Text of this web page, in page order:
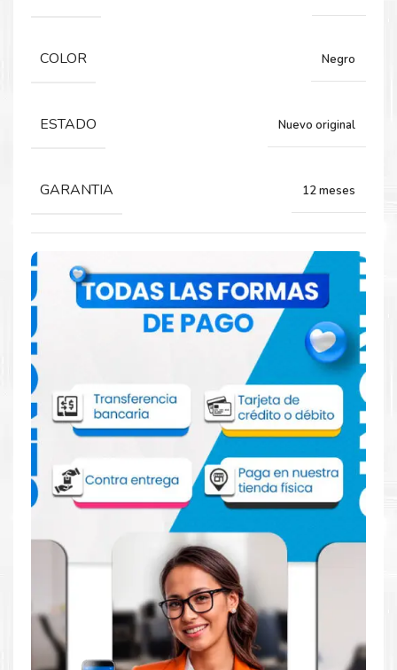
Rendimiento:
Comprar Toner XEROX 106R02312 para
impresoras 3325
Aprovecha nuestra experiencia y atención para adquirir tus
productos. Tenemos promociones todos los dias. Escríbenos o
visítanos hoy para encontrar la solución perfecta para tu
impresora
Toner XEROX 106R02312 para
impresoras 3325.
Dónde comprar Toner XEROX 106R02312
para impresoras XEROX 3325 en Lima o
para provincia
Tienda autorizada por Xerox. Descubre la mejor manera de
Toner XEROX 106R02312 para impresoras
. Ofrecemos una amplia selección de productos
originales que garantizan un rendimiento óptimo y duradero
para tus necesidades de impresión.
COLOR Negro
ESTADO Nuevo original
GARANTIA 12 meses